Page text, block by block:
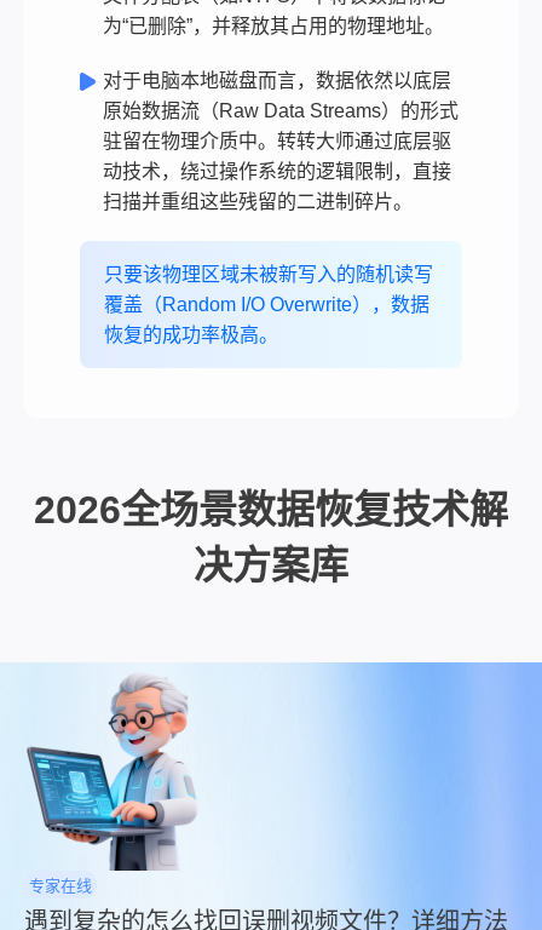
为“已删除”，并释放其占用的物理地址。
对于电脑本地磁盘而言，数据依然以底层
原始数据流（Raw Data Streams）的形式
驻留在物理介质中。转转大师通过底层驱
动技术，绕过操作系统的逻辑限制，直接
扫描并重组这些残留的二进制碎片。
只要该物理区域未被新写入的随机读写
覆盖（Random I/O Overwrite），数据
恢复的成功率极高。
2026全场景数据恢复技术解
决方案库
专家在线
遇到复杂的怎么找回误删视频文件？详细方法